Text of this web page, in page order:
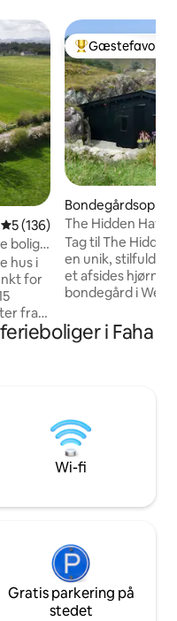
5 ud af 5 i gennemsnitlig
5 (136)
hus i
for
fra
Bedste
Gæstefavorit
The Hidden
romantisk
Tag til The
en unik, stilfuld
et afsides hjørne
bondegård i
denne boutique,
gæster
genoprette
omgivet af
i Faha
Wi-fi
Gratis parkering på
stedet